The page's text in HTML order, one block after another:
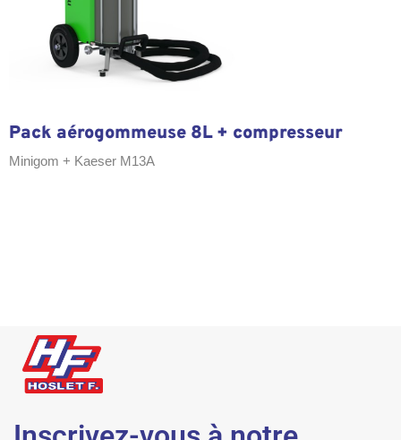
Pack aérogommeuse 8L + compresseur
Minigom + Kaeser M13A